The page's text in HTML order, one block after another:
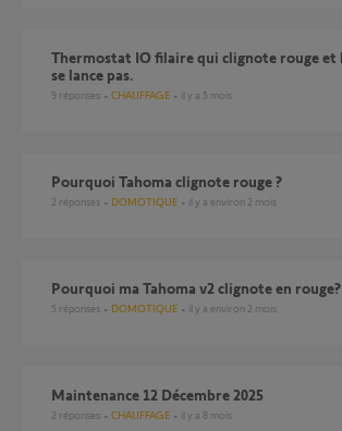
Thermostat IO filaire qui clignote rouge et le chauffage ne
se lance pas.
9 réponses CHAUFFAGE il y a 5 mois
pourquoi Tahoma clignote rouge ?
2 réponses DOMOTIQUE il y a environ 2 mois
Pourquoi ma Tahoma v2 clignote en rouge?
5 réponses DOMOTIQUE il y a environ 2 mois
Maintenance 12 Décembre 2025
2 réponses CHAUFFAGE il y a 8 mois